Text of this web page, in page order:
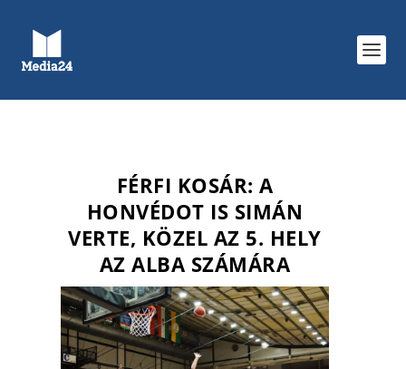
FÉRFI KOSÁR: A
HONVÉDOT IS SIMÁN
VERTE, KÖZEL AZ 5. HELY
AZ ALBA SZÁMÁRA